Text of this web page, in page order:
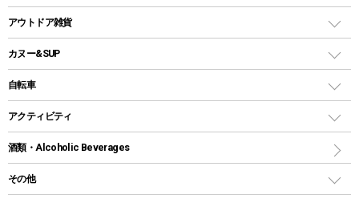
パラソル
テントアクセサリー
ペグ
グランドシート
ガイドロープ
ツール
鉄板、アミ
焚き火台&ストーブ
火起こし
バーベキューツール
クッカーセット
シェラカップ
クッキングツール
ナイフ
カトラリー
コップ付きタイプ
ワンタッチタイプ
プラスチックボトル
ディズニーボトル
クーラーバッグ
ウォータージャグ
保冷剤
アウトドアキャリー
アウトドア雑貨
バックパック&バッグ
リュック、バックパック
トートバッグ、サコッシュ
ショッピングキャリー
その他アウトドア雑貨
カヌー&SUP
インフレータブル
カヤック
パドル
自転車
折りたたみ自転車
スポーツサイクル
シティサイクル
アクティビティ
マリン
ラッシュガード
酒類・Alcoholic Beverages
その他